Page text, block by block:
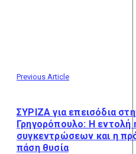
Previous Article
ΣΥΡΙΖΑ για επεισόδια
Γρηγορόπουλο: Η εντολή
συγκεντρώσεων και η
πάση θυσία